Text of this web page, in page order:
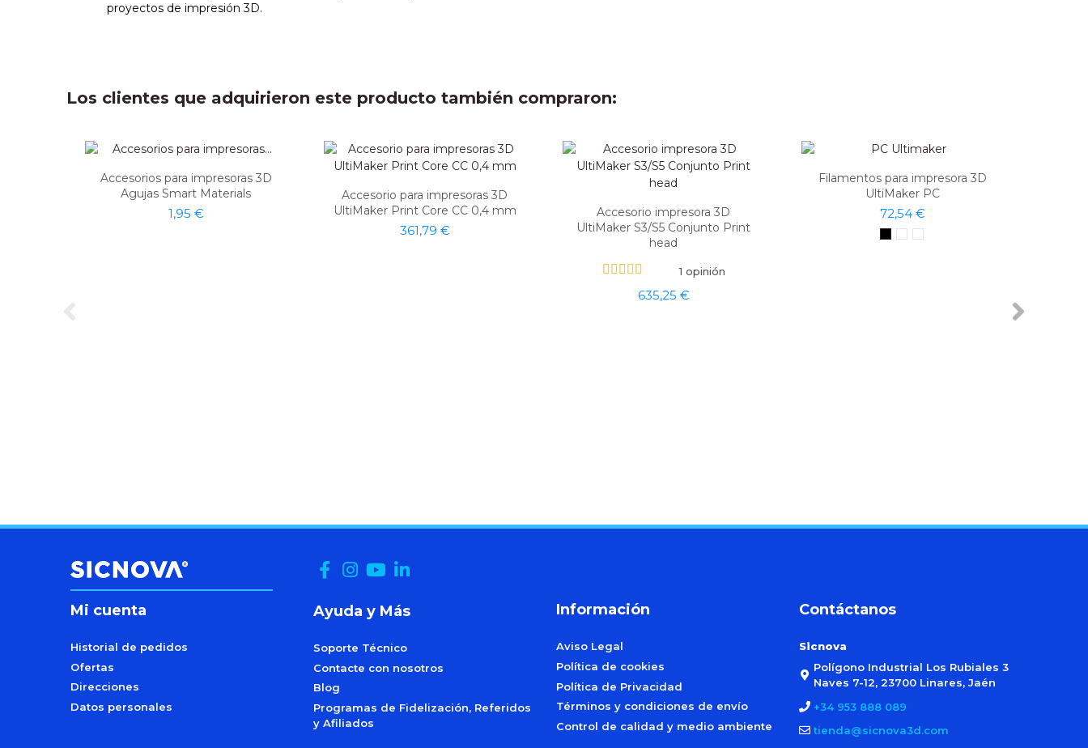
proyectos de impresión 3D.
Los clientes que adquirieron este producto también compraron:
Accesorios para impresoras 3D
Agujas Smart Materials
1,95 €
Accesorio para impresoras 3D
UltiMaker Print Core CC 0,4 mm
361,79 €
Accesorio impresora 3D
UltiMaker S3/S5 Conjunto Print
head
1 opinión
635,25 €
Filamentos para impresora 3D
UltiMaker PC
72,54 €
Mi cuenta
Historial de pedidos
Ofertas
Direcciones
Datos personales
Ayuda y Más
Soporte Técnico
Contacte con nosotros
Blog
Programas de Fidelización, Referidos
y Afiliados
Información
Aviso Legal
Política de cookies
Política de Privacidad
Términos y condiciones de envío
Control de calidad y medio ambiente
Contáctanos
Sicnova
Polígono Industrial Los Rubiales 3
Naves 7-12, 23700 Linares, Jaén
+34 953 888 089
tienda@sicnova3d.com